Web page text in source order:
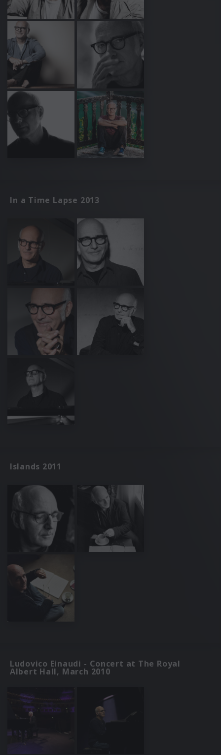
In a Time Lapse 2013
Islands 2011
Ludovico Einaudi - Concert at The Royal
Albert Hall, March 2010